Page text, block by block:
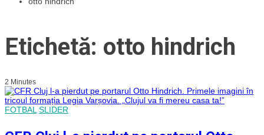
Etichetă: otto hindrich
2 Minutes
FOTBAL SLIDER